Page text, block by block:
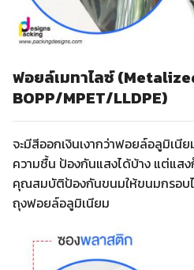
ฟอยล์เมทาไลซ์
BOPP/MPET/LLDPE)
จะมีสีออกเงินเงากว่าฟอยล์อลูมิเ
ความชื้น ป้องกันแสงได้บ้าง แต่แส
คุณสมบัติป้องกันขนมให้ขนมกรอบไ
ถุงฟอยล์อลูมิเนียม